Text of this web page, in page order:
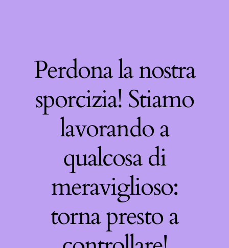
Perdona la nostra
sporcizia! Stiamo
lavorando a
qualcosa di
meraviglioso:
torna presto a